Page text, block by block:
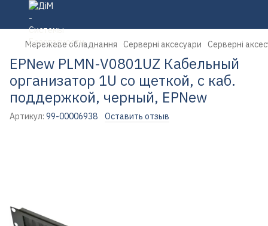
Мережеве обладнання Серверні аксесуари Серверні
EPNew PLMN-V0801UZ Кабельный
организатор 1U со щеткой, с каб.
поддержкой, черный, EPNew
Артикул: 99-00006938 Оставить отзыв